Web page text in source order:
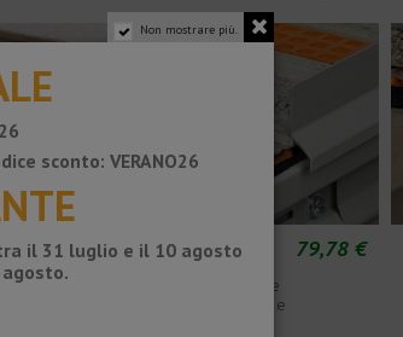
RT -
di
a
di T,
84,15 €
BARA-RK -
Profilo
gocciolatore
per balconi e
79,78 €
Non mostrare più.
sconto: VERANO26
il 31 luglio e il 10 agosto